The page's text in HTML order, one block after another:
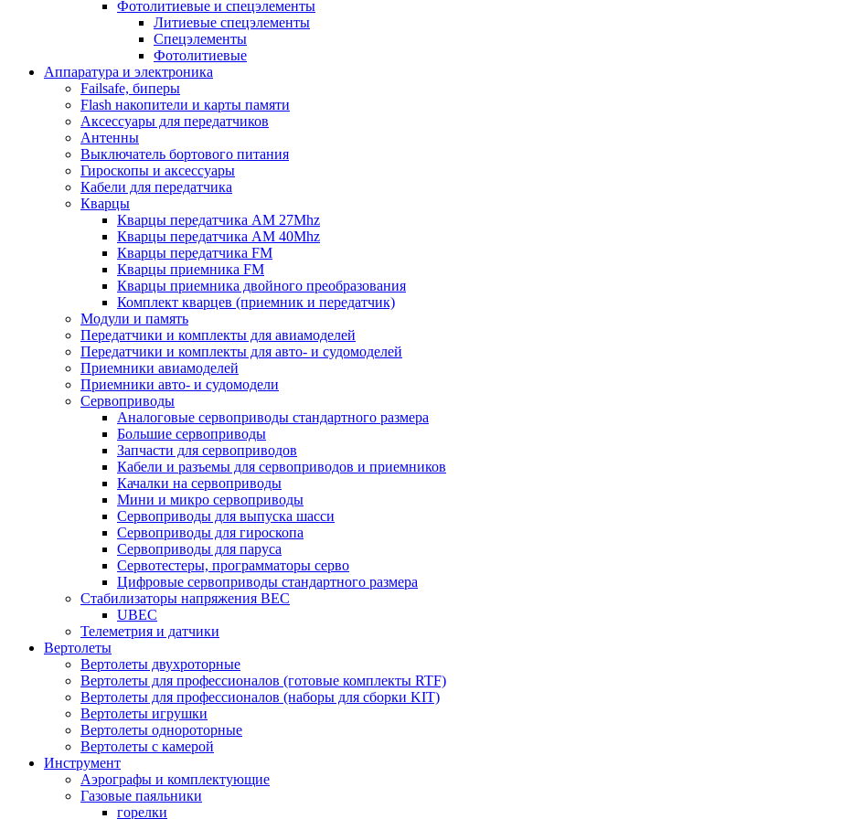
Фотолитиевые и спецэлементы
Литиевые спецэлементы
Спецэлементы
Фотолитиевые
Аппаратура и электроника
Failsafe, биперы
Flash накопители и карты памяти
Аксессуары для передатчиков
Антенны
Выключатель бортового питания
Гироскопы и аксессуары
Кабели для передатчика
Кварцы
Кварцы передатчика AM 27Mhz
Кварцы передатчика AM 40Mhz
Кварцы передатчика FM
Кварцы приемника FM
Кварцы приемника двойного преобразования
Комплект кварцев (приемник и передатчик)
Модули и память
Передатчики и комплекты для авиамоделей
Передатчики и комплекты для авто- и судомоделей
Приемники авиамоделей
Приемники авто- и судомодели
Сервоприводы
Аналоговые сервоприводы стандартного размера
Большие сервоприводы
Запчасти для сервоприводов
Кабели и разъемы для сервоприводов и приемников
Качалки на сервоприводы
Мини и микро сервоприводы
Сервоприводы для выпуска шасси
Сервоприводы для гироскопа
Сервоприводы для паруса
Сервотестеры, программаторы серво
Цифровые сервоприводы стандартного размера
Стабилизаторы напряжения BEC
UBEC
Телеметрия и датчики
Вертолеты
Вертолеты двухроторные
Вертолеты для профессионалов (готовые комплекты RTF)
Вертолеты для профессионалов (наборы для сборки KIT)
Вертолеты игрушки
Вертолеты однороторные
Вертолеты с камерой
Инструмент
Аэрографы и комплектующие
Газовые паяльники
горелки